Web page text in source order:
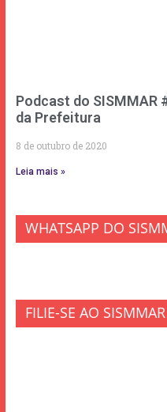
Podcast do SISMMAR
da Prefeitura
8 de outubro de 2020
Leia mais »
WHATSAPP DO
FILIE-SE AO SISMMAR